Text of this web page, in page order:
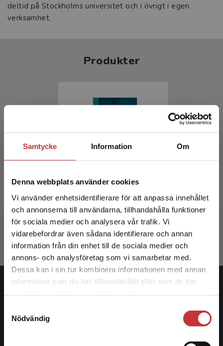
Samtycke Information Om
Denna webbplats använder cookies
Vi använder enhetsidentifierare för att anpassa innehållet
och annonserna till användarna, tillhandahålla funktioner
för sociala medier och analysera vår trafik. Vi
vidarebefordrar även sådana identifierare och annan
information från din enhet till de sociala medier och
annons- och analysföretag som vi samarbetar med.
Dessa kan i sin tur kombinera informationen med annan
information som du har tillhandahållit eller som de har
Nödvändig
Begränsad fraktregion
Det verkar som att du besöker
studentlitteratur.se via en enhet utanför Sverige.
Vi erbjuder inte leveranser utanför Sverige. För
att kunna slutföra ett köp måste
deltid på Stockholms universitet och i övrigt i egen
verksamhet.
Produkter
Psykoterapi
Havnesköld, L - Elmquist, B
370 kr inkl. moms
Exkl. moms: 349 kr
Studentlitteratur grundades 1963 och är idag Sveriges
ledande utbildningsförlag. Med läromedel, kurslitteratur,